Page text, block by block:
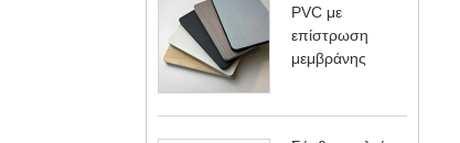
PVC με
επίστρωση
μεμβράνης